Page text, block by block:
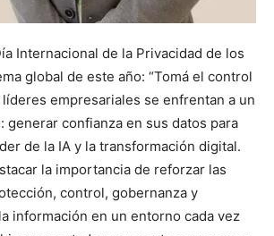
Internacional de la Privacidad de los
global de este año: “Tomá el control
líderes empresariales se enfrentan a un
generar confianza en sus datos para
de la IA y la transformación digital.
la importancia de reforzar las
control, gobernanza y
información en un entorno cada vez